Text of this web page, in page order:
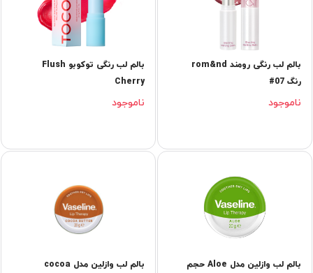
بالم لب رنگی رومند rom&nd
رنگ 07#
ناموجود
بالم لب رنگی توکوبو Flush
Cherry
ناموجود
بالم لب وازلین مدل Aloe حجم
بالم لب وازلین مدل cocoa